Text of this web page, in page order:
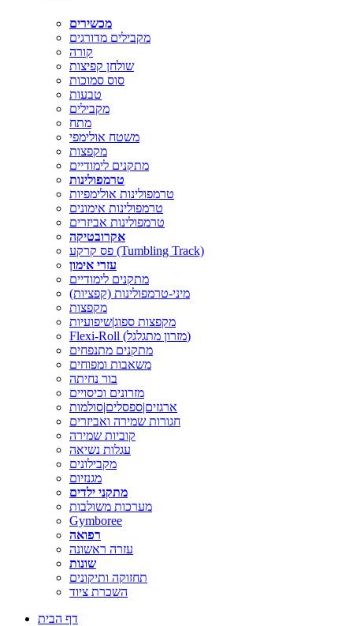
מכשירים
מקבילים מדורגים
קורה
שולחן קפיצות
סוס סמוכות
טבעות
מקבילים
מתח
משטח אולימפי
מקפצות
מתקנים לימודיים
טרמפולינות
טרמפולינות אולימפיות
טרמפולינות אימונים
טרמפולינות אביזרים
אקרובטיקה
פס קרקע (Tumbling Track)
עזרי אימון
מתקנים לימודיים
מיני-טרמפולינות (קפציות)
מקפצות
מקפצות ספוג|שיפועיות
Flexi-Roll (מזרון מתגלגל)
מתקנים מתנפחים
משאבות ומפוחים
בור נחיתה
מזרונים וכיסויים
ארגזים|ספסלים|סולמות
חגורות שמירה ואביזרים
קוביות שמירה
עגלות נשיאה
מקבילונים
מגנזיום
מתקני ילדים
מערכות משולבות
Gymboree
רפואה
עזרה ראשונה
שונות
תחזוקה ותיקונים
השכרת ציוד
דף הבית